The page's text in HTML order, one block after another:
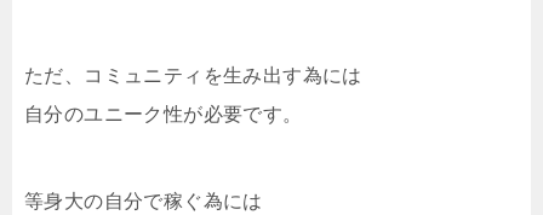
ただ、コミュニティを生み出す為には
自分のユニーク性が必要です。
等身大の自分で稼ぐ為には